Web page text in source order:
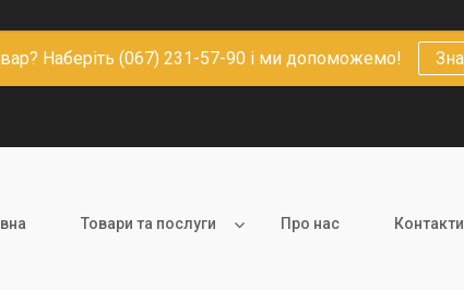
Наберіть (067) 231-57-90 і ми допоможемо!
Товари та послуги Про нас Контакти